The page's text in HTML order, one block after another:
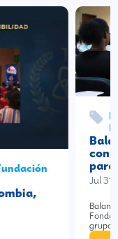
Jul
Fondo
grupos